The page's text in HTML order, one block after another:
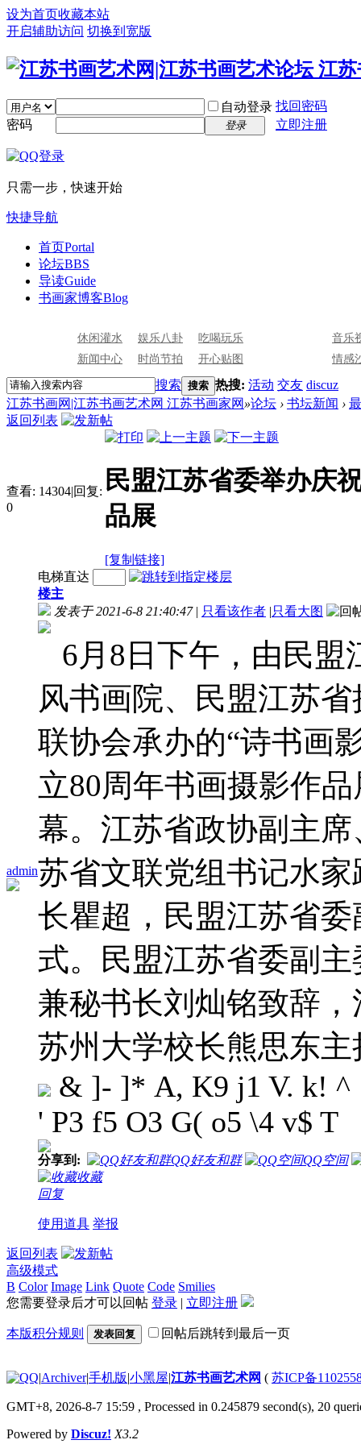
设为首页收藏本站
开启辅助访问 切换到宽版
自动登录 找回密码
密码
登录 立即注册
只需一步，快速开始
快捷导航
首页Portal
论坛BBS
导读Guide
书画家博客Blog
休闲灌水 娱乐八卦
吃喝玩乐
新闻中心
时尚节拍 开心贴图
音乐
情感
搜索 搜索 热搜: 活动 交友 discuz
江苏书画网|江苏书画艺术网 江苏书画家网 »论坛 › 书坛新闻 ›
返回列表
查看: 14304|回复:
0
民盟江苏省委举办庆
品展
[复制链接]
admin
电梯直达
楼主
发表于 2021-6-8 21:40:47 | 只看该作者 |只看大图
6月8日下午，由民盟
风书画院、民盟江苏
联协会承办的“诗书画
立80周年书画摄影作
幕。江苏省政协副主
苏省文联党组书记水
长瞿超，民盟江苏省
式。民盟江苏省委副
兼秘书长刘灿铭致辞，
苏州大学校长熊思东主
& ]- ]* A, K9 j1 V. k! ^
' P3 f5 O3 G( o5 \4 v$ T
分享到: QQ好友和群
QQ空间
收藏
回复
使用道具 举报
返回列表
高级模式
B Color Image Link Quote Code Smilies
您需要登录后才可以回帖 登录 | 立即注册
本版积分规则 发表回复 回帖后跳转到最后一页
|Archiver|手机版|小黑屋|江苏书画艺术网 ( 苏ICP备
GMT+8, 2026-8-7 15:59 , Processed in 0.245879 second(s), 20
Powered by Discuz! X3.2